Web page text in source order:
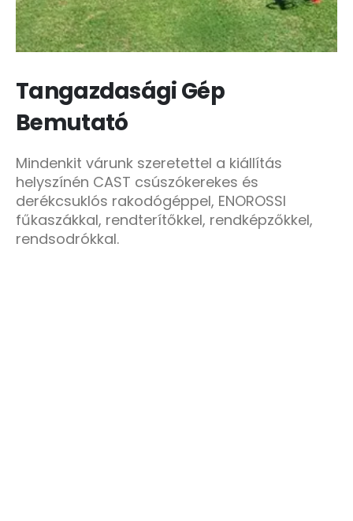
Tangazdasági Gép
Bemutató
Mindenkit várunk szeretettel a kiállítás
helyszínén CAST csúszókerekes és
derékcsuklós rakodógéppel, ENOROSSI
fűkaszákkal, rendterítőkkel, rendképzőkkel,
rendsodrókkal.